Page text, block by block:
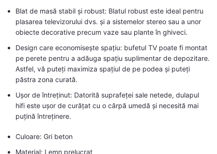
Blat de masă stabil și robust: Blatul robust este ideal pentru
plasarea televizorului dvs. și a sistemelor stereo sau a unor
obiecte decorative precum vaze sau plante în ghiveci.
Design care economisește spațiu: bufetul TV poate fi montat
pe perete pentru a adăuga spațiu suplimentar de depozitare.
Astfel, vă puteți maximiza spațiul de pe podea și puteți
păstra zona curată.
Ușor de întreținut: Datorită suprafeței sale netede, dulapul
hifi este ușor de curățat cu o cârpă umedă și necesită mai
puțină întreținere.
Culoare: Gri beton
Material: Lemn prelucrat